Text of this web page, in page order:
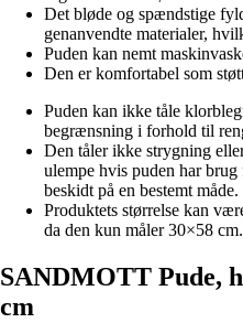
Det bløde og spændstige
genanvendte materialer,
Puden kan nemt
Den er komfortabel som
Puden kan ikke tåle
begrænsning i forhold til
Den tåler ikke strygning
ulempe hvis puden har
beskidt på en bestemt måde.
Produktets størrelse kan
da den kun måler 30×58 cm.
SANDMOTT Pude,
cm